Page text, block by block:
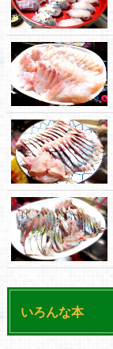
いろんな本